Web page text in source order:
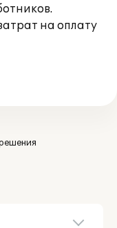
на оплату